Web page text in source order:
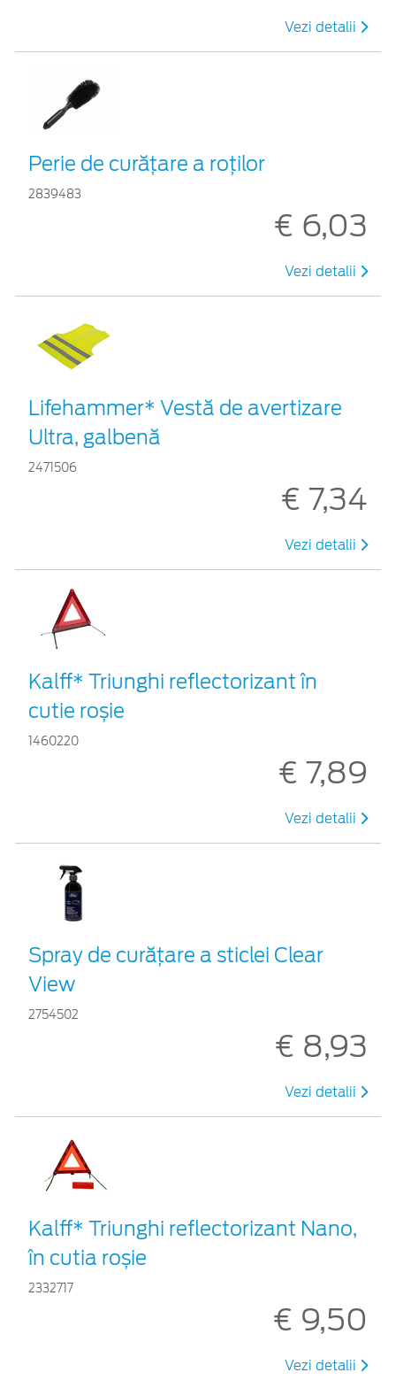
Vezi detalii
Perie de curățare a roților
2839483
€ 6,03
Vezi detalii
Lifehammer* Vestă de avertizare
Ultra, galbenă
2471506
€ 7,34
Vezi detalii
Kalff* Triunghi reflectorizant în
cutie roșie
1460220
€ 7,89
Vezi detalii
Spray de curățare a sticlei Clear
View
2754502
€ 8,93
Vezi detalii
Kalff* Triunghi reflectorizant Nano,
în cutia roșie
2332717
€ 9,50
Vezi detalii